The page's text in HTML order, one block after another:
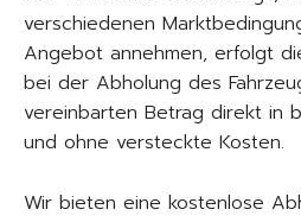
verschiedenen
Angebot annehmen, erfolgt
bei der Abholung des
vereinbarten Betrag direkt in
und ohne versteckte Kosten.
Wir bieten eine kostenlose